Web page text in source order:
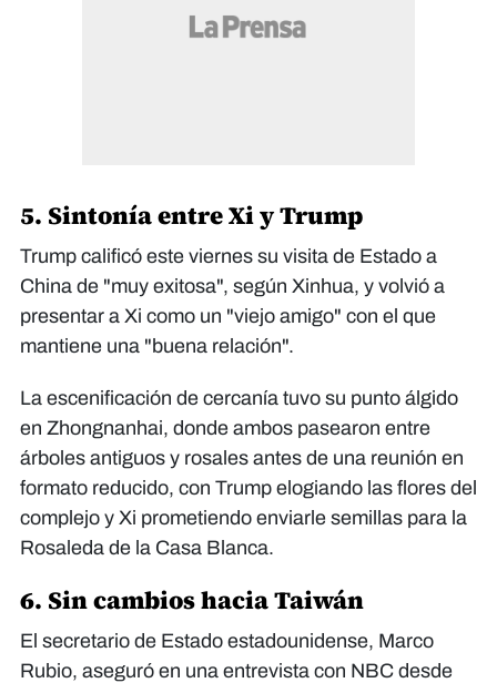
5. Sintonía entre Xi y Trump
Trump calificó este viernes su visita de Estado a
China de "muy exitosa", según Xinhua, y volvió a
presentar a Xi como un "viejo amigo" con el que
mantiene una "buena relación".
La escenificación de cercanía tuvo su punto álgido
en Zhongnanhai, donde ambos pasearon entre
árboles antiguos y rosales antes de una reunión en
formato reducido, con Trump elogiando las flores del
complejo y Xi prometiendo enviarle semillas para la
Rosaleda de la Casa Blanca.
6. Sin cambios hacia Taiwán
El secretario de Estado estadounidense, Marco
Rubio, aseguró en una entrevista con NBC desde